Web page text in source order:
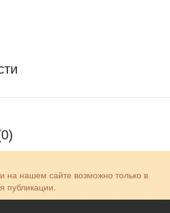
на нашем сайте возможно только в
публикации.